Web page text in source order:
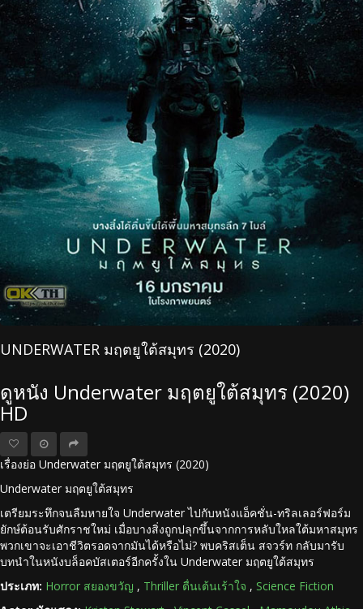
UNDERWATER มฤตยูใต้สมุทร (2020)
ดูหนัง Underwater มฤตยูใต้สมุทร (2020)
HD
เรื่องย่อ Underwater มฤตยูใต้สมุทร (2020)
Underwater มฤตยูใต้สมุทร
เตรียมระทึกจนลืมหายใจ Underwater ไปกับหนังแอ็คชั่น-ทริลเลอร์ฟอร์ม
ยักษ์ต้อนรับศักราชใหม่ เมื่อบางสิ่งถูกปลุกขึ้นจากการหลับใหลใต้มหาสมุทร
พวกเขาจะเอาชีวิตรอดจากมันได้หรือไม่? พบคริสเต็น สจวร์ท กลับมารับ
บทนำในหนังบล็อคบัสเตอร์อีกครั้งใน Underwater มฤตยูใต้สมุทร
ประเภท: Horror สยองขวัญ , Thriller ตื่นเต้นเร้าใจ , Science Fiction